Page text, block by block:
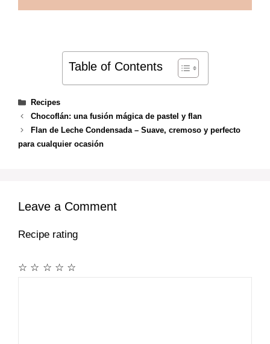
Table of Contents
Categories
Recipes
Chocoflán: una fusión mágica de pastel y flan
Flan de Leche Condensada – Suave, cremoso y perfecto
para cualquier ocasión
Leave a Comment
Recipe rating
☆
☆
☆
☆
☆